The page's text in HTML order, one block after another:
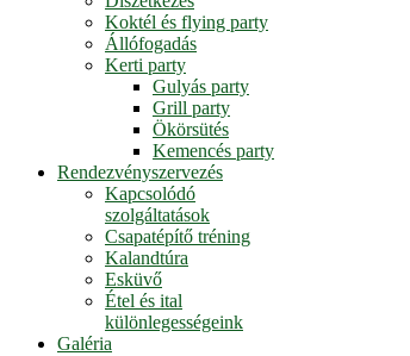
Koktél és flying party
Állófogadás
Kerti party
Gulyás party
Grill party
Ökörsütés
Kemencés party
Rendezvényszervezés
Kapcsolódó
szolgáltatások
Csapatépítő tréning
Kalandtúra
Esküvő
Étel és ital
különlegességeink
Galéria